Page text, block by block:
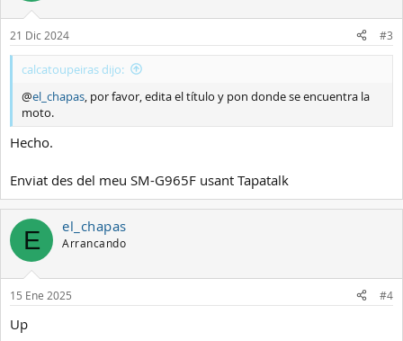
21 Dic 2024 #3
calcatoupeiras dijo:
@el_chapas , por favor, edita el título y pon donde se encuentra la
moto.
Hecho.
Enviat des del meu SM-G965F usant Tapatalk
E el_chapas
Arrancando
15 Ene 2025 #4
Up